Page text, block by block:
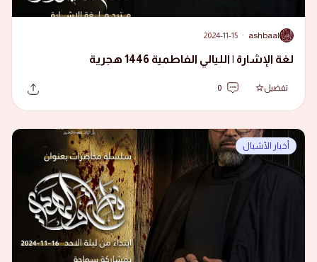
A
ashbaal
·
2024-11-15
لغة الإشارة | الليالي الفاطمية 1446 هجرية
تفضيل 0
أخبار الأشبال